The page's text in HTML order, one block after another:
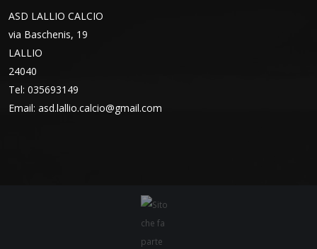
ASD LALLIO CALCIO
via Baschenis, 19
LALLIO
24040
Tel: 035693149
Email: asd.lallio.calcio@gmail.com